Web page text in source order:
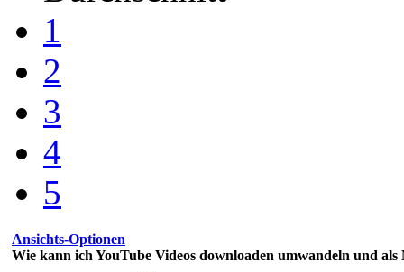
1
2
3
4
5
Ansichts-Optionen
Wie kann ich YouTube Videos downloaden umwandeln und